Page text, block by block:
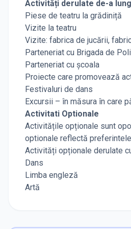
Activități derulate de-a
Piese de teatru la grădiniță
Vizite la teatru
Vizite: fabrica de jucării,
Parteneriat cu Brigada de
Parteneriat cu școala
Proiecte care promovează
Festivaluri de dans
Excursii – în măsura în care
Activitati Optionale
Activitățile opționale sunt
optionale reflectă
Activități opționale derulate
Dans
Limba engleză
Artă